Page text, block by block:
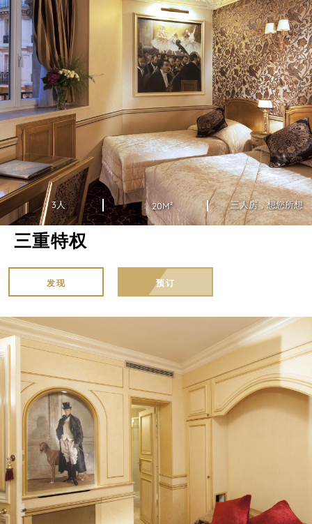
3人 20M² 三人房，想您所想
三重特权
发现 预订